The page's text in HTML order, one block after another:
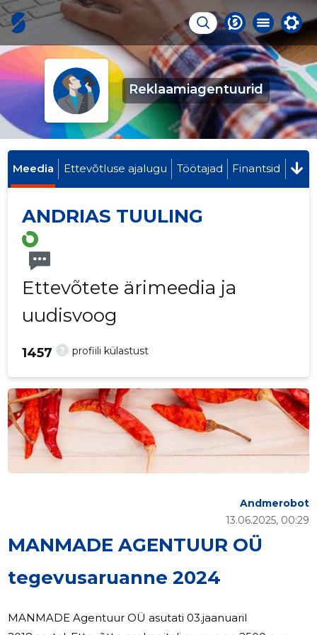
Reklaamiagentuurid
Meedia Ettevõtluse ajalugu Töötajad Finantsid
ANDRIAS TUULING
Ettevõtete ärimeedia ja
uudisvoog
? profiili külastust
1457
MANMADE AGENTUUR OÜ
tegevusaruanne 2024
13.06.2025, 00:29
Andmerobot
MANMADE Agentuur OÜ asutati 03.jaanuaril